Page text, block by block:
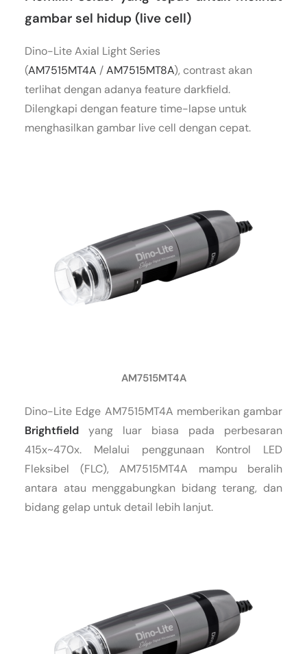
gambar sel hidup (live cell)
Dino-Lite Axial Light Series
(AM7515MT4A /AM7515MT8A), contrast akan
terlihat dengan adanya feature darkfield.
Dilengkapi dengan feature time-lapse untuk
menghasilkan gambar live cell dengan cepat.
AM7515MT4A
Dino-Lite Edge AM7515MT4A memberikan gambar
Brightfield yang luar biasa pada perbesaran
415x~470x. Melalui penggunaan Kontrol LED
Fleksibel (FLC), AM7515MT4A mampu beralih
antara atau menggabungkan bidang terang, dan
bidang gelap untuk detail lebih lanjut.